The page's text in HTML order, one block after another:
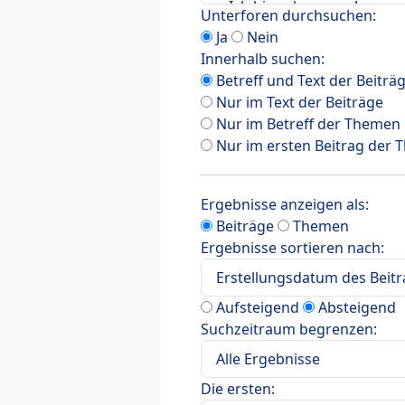
Unterforen durchsuchen:
Ja
Nein
Innerhalb suchen:
Betreff und Text der
Nur im Text der Beiträge
Nur im Betreff der Themen
Nur im ersten Beitrag der
Ergebnisse anzeigen als:
Beiträge
Themen
Ergebnisse sortieren nach:
Aufsteigend
Absteigend
Suchzeitraum begrenzen:
Die ersten: